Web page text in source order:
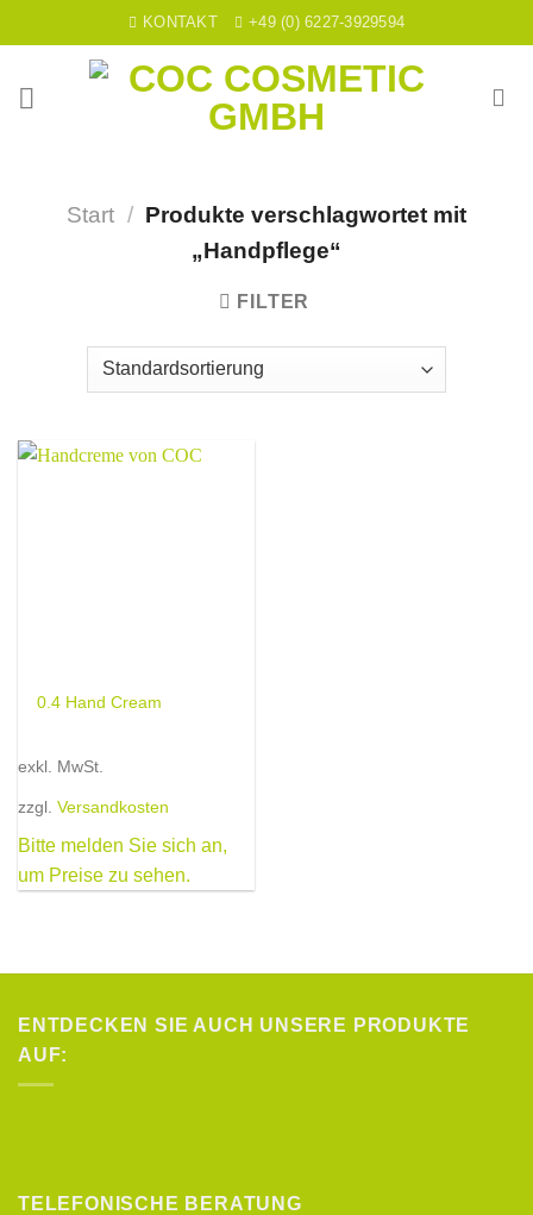
to
KONTAKT +49 (0) 6227-3929594
Start / Produkte verschlagwortet mit
„Handpflege“
FILTER
0.4 Hand Cream
exkl. MwSt.
zzgl. Versandkosten
Bitte melden Sie sich an,
um Preise zu sehen.
ENTDECKEN SIE AUCH UNSERE PRODUKTE
AUF:
TELEFONISCHE BERATUNG